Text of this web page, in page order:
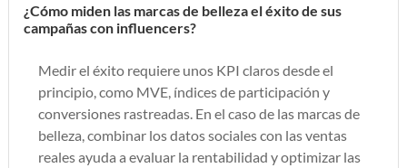
¿Cómo miden las marcas de belleza el éxito de sus
campañas con influencers?
Medir el éxito requiere unos KPI claros desde el
principio, como MVE, índices de participación y
conversiones rastreadas. En el caso de las marcas de
belleza, combinar los datos sociales con las ventas
reales ayuda a evaluar la rentabilidad y optimizar las